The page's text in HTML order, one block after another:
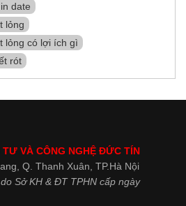
date
lỏng
lỏng có lợi ích gì
rót
VÀ CÔNG NGHỆ ĐỨC TÍN
Q. Thanh Xuân, TP.Hà Nội
do Sở KH & ĐT TPHN cấp ngày